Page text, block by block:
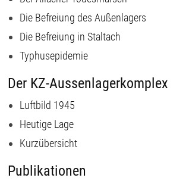
Die Befreiung des Außenlagers
Die Befreiung in Staltach
Typhusepidemie
Der KZ-Aussenlagerkomplex
Luftbild 1945
Heutige Lage
Kurzübersicht
Publikationen